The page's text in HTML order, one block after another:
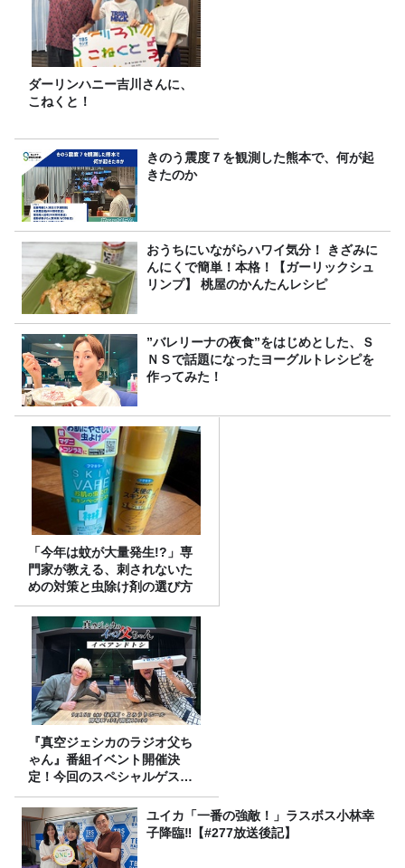
ダーリンハニー吉川さんに、
こねくと！
きのう震度７を観測した熊本で、何が起
きたのか
おうちにいながらハワイ気分！ きざみに
んにくで簡単！本格！【ガーリックシュ
リンプ】 桃屋のかんたんレシピ
”バレリーナの夜食”をはじめとした、Ｓ
ＮＳで話題になったヨーグルトレシピを
作ってみた！
「今年は蚊が大量発生!?」専
門家が教える、刺されないた
めの対策と虫除け剤の選び方
『真空ジェシカのラジオ父ち
ゃん』番組イベント開催決
定！今回のスペシャルゲスト
は、タカアンドトシ！
ユイカ「一番の強敵！」ラスボス小林幸
子降臨‼【#277放送後記】